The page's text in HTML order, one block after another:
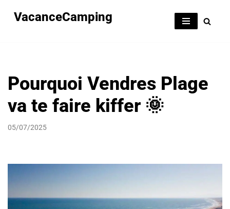
VacanceCamping
Pourquoi Vendres Plage
va te faire kiffer 🌞
05/07/2025